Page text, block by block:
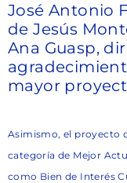
José Antonio
de Jesús
Ana Guasp,
mayor
Asimismo, el proyecto
categoría de Mejor
como Bien de Interés